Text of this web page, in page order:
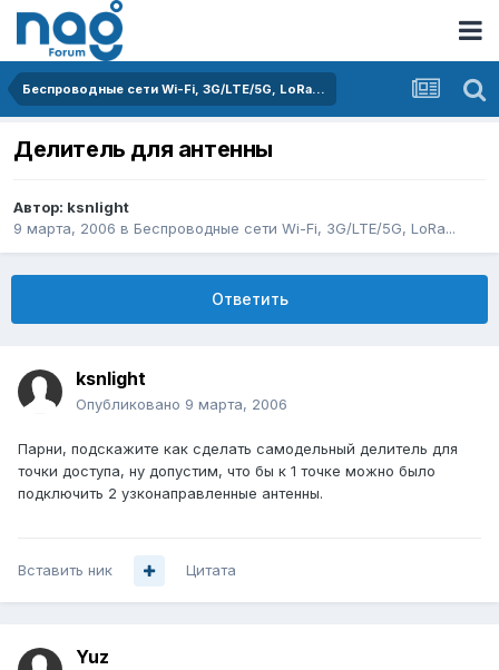
Беспроводные сети Wi-Fi, 3G/LTE/5G, LoRa...
Делитель для антенны
Автор: ksnlight
9 марта, 2006 в Беспроводные сети Wi-Fi, 3G/LTE/5G, LoRa...
Ответить
ksnlight
Опубликовано 9 марта, 2006
Парни, подскажите как сделать самодельный делитель для
точки доступа, ну допустим, что бы к 1 точке можно было
подключить 2 узконаправленные антенны.
Вставить ник Цитата
Yuz